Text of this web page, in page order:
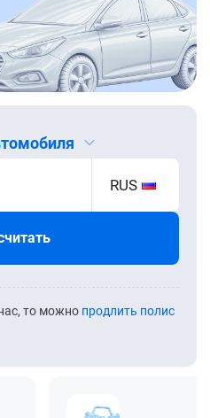
RUS
то можно продлить полис